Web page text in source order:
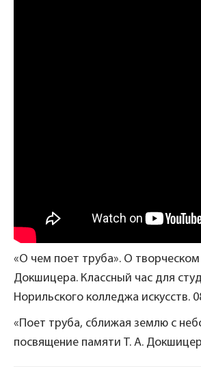
«О чем поет труба». О творческом
Докшицера. Классный час для
Норильского колледжа искусств.
«Поет труба, сближая землю с
посвящение памяти Т. А.